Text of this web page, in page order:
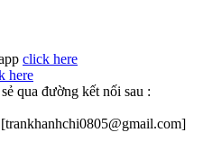
click here
here
qua đường kết nối sau :